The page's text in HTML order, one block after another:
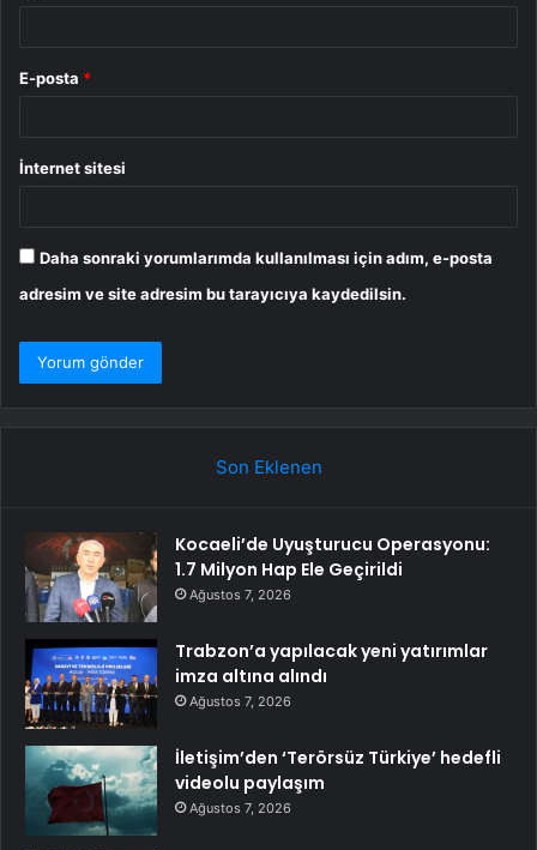
E-posta *
İnternet sitesi
Daha sonraki yorumlarımda kullanılması için adım, e-posta
adresim ve site adresim bu tarayıcıya kaydedilsin.
Son Eklenen
Kocaeli’de Uyuşturucu Operasyonu:
1.7 Milyon Hap Ele Geçirildi
Ağustos 7, 2026
Trabzon’a yapılacak yeni yatırımlar
imza altına alındı
Ağustos 7, 2026
İletişim’den ‘Terörsüz Türkiye’ hedefli
videolu paylaşım
Ağustos 7, 2026